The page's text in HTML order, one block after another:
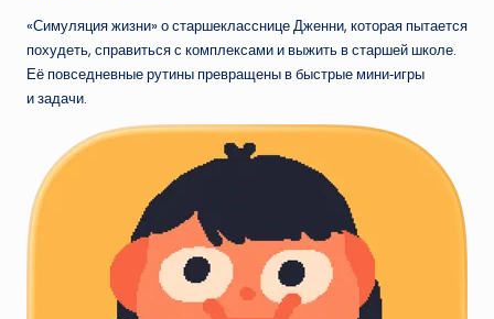
«Симуляция жизни» о старшекласснице Дженни, которая пытается
похудеть, справиться с комплексами и выжить в старшей школе.
Её повседневные рутины превращены в быстрые мини‑игры
и задачи.